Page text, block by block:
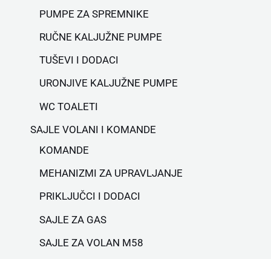
PUMPE ZA SPREMNIKE
RUČNE KALJUŽNE PUMPE
TUŠEVI I DODACI
URONJIVE KALJUŽNE PUMPE
WC TOALETI
SAJLE VOLANI I KOMANDE
KOMANDE
MEHANIZMI ZA UPRAVLJANJE
PRIKLJUČCI I DODACI
SAJLE ZA GAS
SAJLE ZA VOLAN M58